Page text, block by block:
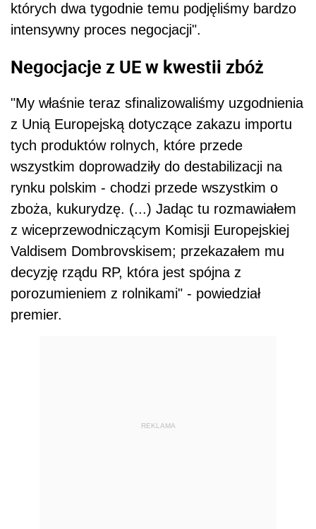
których dwa tygodnie temu podjęliśmy bardzo
intensywny proces negocjacji".
Negocjacje z UE w kwestii zbóż
"My właśnie teraz sfinalizowaliśmy uzgodnienia
z Unią Europejską dotyczące zakazu importu
tych produktów rolnych, które przede
wszystkim doprowadziły do destabilizacji na
rynku polskim - chodzi przede wszystkim o
zboża, kukurydzę. (...) Jadąc tu rozmawiałem
z wiceprzewodniczącym Komisji Europejskiej
Valdisem Dombrovskisem; przekazałem mu
decyzję rządu RP, która jest spójna z
porozumieniem z rolnikami" - powiedział
premier.
REKLAMA